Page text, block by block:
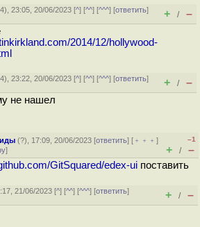
), 23:05, 20/06/2023 [^] [^^] [^^^] [ответить]
+ / –
2014/12/hollywood-
), 23:22, 20/06/2023 [^] [^^] [^^^] [ответить]
+ / –
не нашел
(?), 17:09, 20/06/2023 [ответить] [ ﹢﹢﹢]
]
–1
+ / –
GitSquared/edex-ui поставить
21/06/2023 [^] [^^] [^^^] [ответить]
+ / –